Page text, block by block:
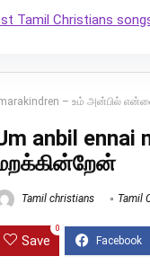
marakindren – உம் அன்பில்
anbil
Tamil christians Tamil
Save
0